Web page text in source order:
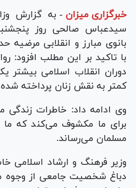
خبرگزاری میزان - به گزارش
سیدعباس صالحی روز
بانوی مبارز و انقلابی
با تاکید بر این مطلب افزود:
دوران انقلاب اسلامی بیشتر
کمتر به نقش زنان پرداخته
وی ادامه داد: خاطرات زندگی
برای ما مکشوف می‌کند که ما
مسلمان می‌رساند.
وزیر فرهنگ و ارشاد اسلامی
دباغ شخصیت جامعی از